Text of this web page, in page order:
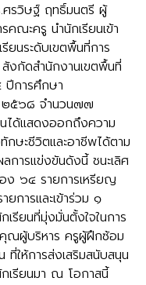
ศรวิษฐ์ ฤทธิ์มนตรี ผู้
ณะครู นำนักเรียนเข้า
ยนระดับเขตพื้นที่การ
กัดสำนักงานเขตพื้นที่
ปีการศึกษา
๒๕๖๘ จำนวน๗๗
นได้แสดงออกถึงความ
กษะชีวิตและอาชีพได้ตาม
การแข่งขันดังนี้ ชนะเลิศ
ง ๖๔ รายการเหรียญ
การและเข้าร่วม ๑
รียนที่มุ่งมั่นตั้งใจในการ
คุณผู้บริหาร ครูผู้ฝึกซ้อม
ให้การส่งเสริมสนับสนุน
รียนมา ณ โอกาสนี้